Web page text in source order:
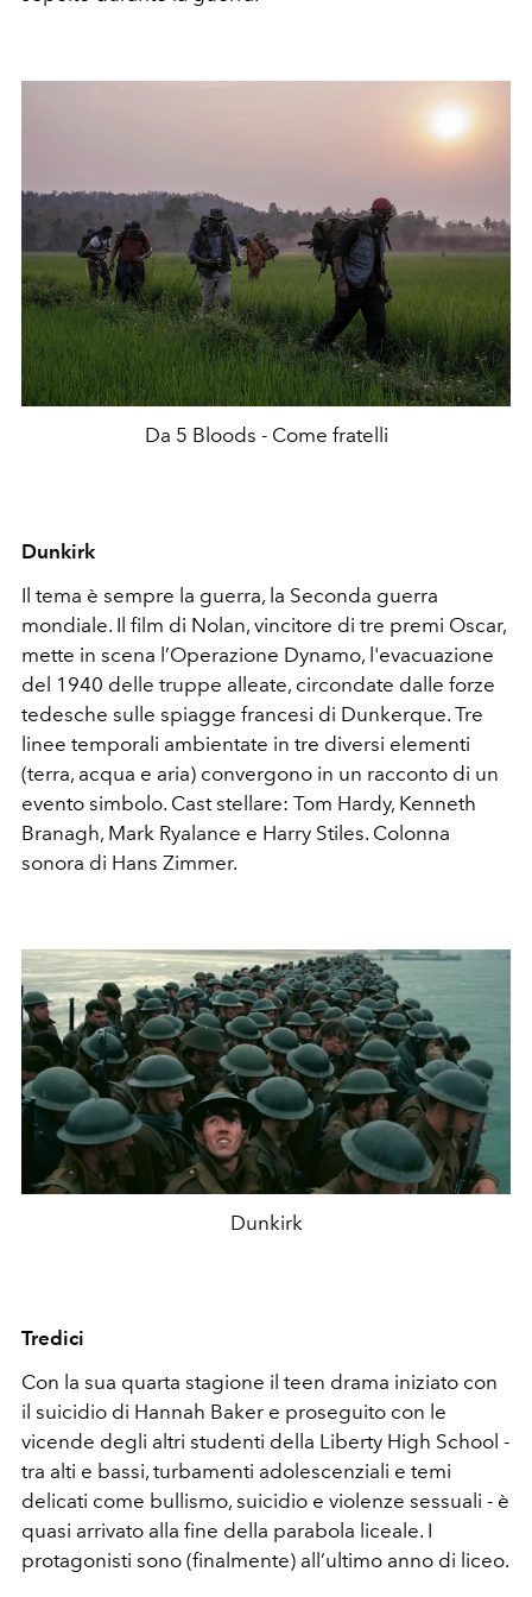
Da 5 Bloods - Come fratelli
Dunkirk
Il tema è sempre la guerra, la Seconda guerra
mondiale. Il film di Nolan, vincitore di tre premi Oscar,
mette in scena l’Operazione Dynamo, l'evacuazione
del 1940 delle truppe alleate, circondate dalle forze
tedesche sulle spiagge francesi di Dunkerque. Tre
linee temporali ambientate in tre diversi elementi
(terra, acqua e aria) convergono in un racconto di un
evento simbolo. Cast stellare: Tom Hardy, Kenneth
Branagh, Mark Ryalance e Harry Stiles. Colonna
sonora di Hans Zimmer.
Dunkirk
Tredici
Con la sua quarta stagione il teen drama iniziato con
il suicidio di Hannah Baker e proseguito con le
vicende degli altri studenti della Liberty High School -
tra alti e bassi, turbamenti adolescenziali e temi
delicati come bullismo, suicidio e violenze sessuali - è
quasi arrivato alla fine della parabola liceale. I
protagonisti sono (finalmente) all’ultimo anno di liceo.